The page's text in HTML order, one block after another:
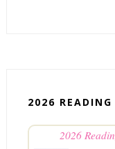
2026 READING
2026